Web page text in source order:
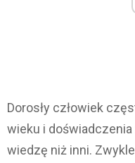
Dorosły człowiek
wieku i
wiedzę niż inni.